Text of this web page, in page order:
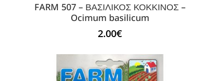
FARM 507 – ΒΑΣΙΛΙΚΟΣ ΚΟΚΚΙΝΟΣ –
Ocimum basilicum
2.00€